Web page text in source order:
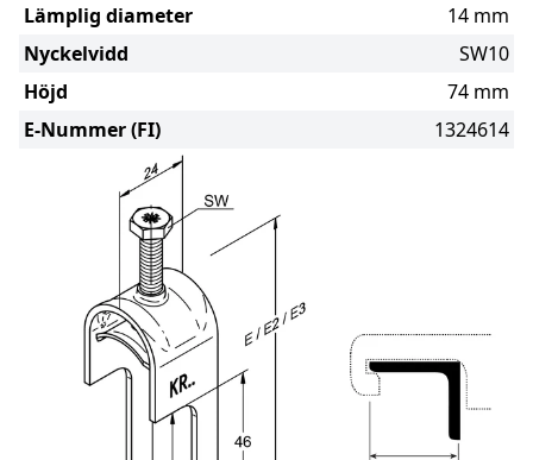
Lämplig diameter
14 mm
Nyckelvidd
SW10
Höjd
74 mm
E-Nummer (FI)
1324614